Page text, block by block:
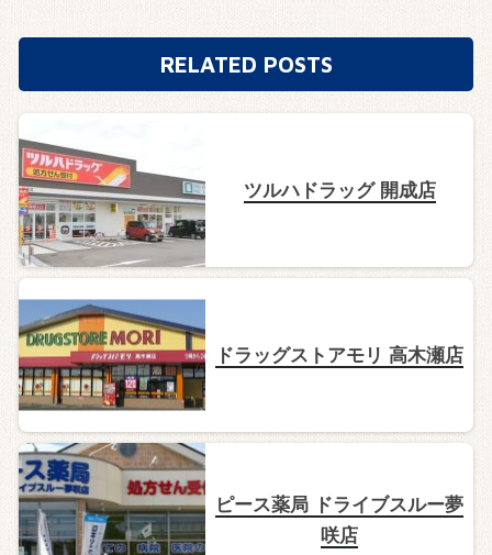
RELATED POSTS
ツルハドラッグ 開成店
ドラッグストアモリ 高木瀬店
ピース薬局 ドライブスルー夢
咲店